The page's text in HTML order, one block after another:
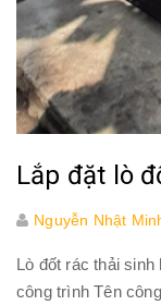
Lắp đặt lò
Nguyễn Nhật
Lò đốt rác thải
công trình Tên